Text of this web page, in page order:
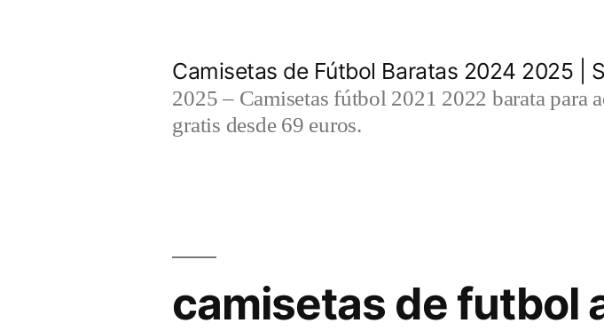
Camisetas de Fútbol Baratas 2024 2025 |
2025 – Camisetas fútbol 2021 2022 barata
gratis desde 69 euros.
camisetas de futbol